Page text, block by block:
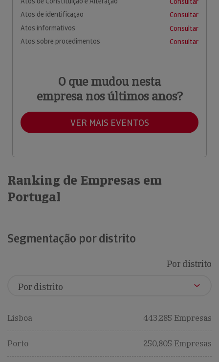
Atos de identificação
Consultar
Atos informativos
Consultar
Atos sobre procedimentos
Consultar
O que mudou nesta
empresa nos últimos anos?
VER MAIS EVENTOS
Ranking de Empresas em
Portugal
Segmentação por distrito
Por distrito
Lisboa 443,285 Empresas
Porto 250,805 Empresas